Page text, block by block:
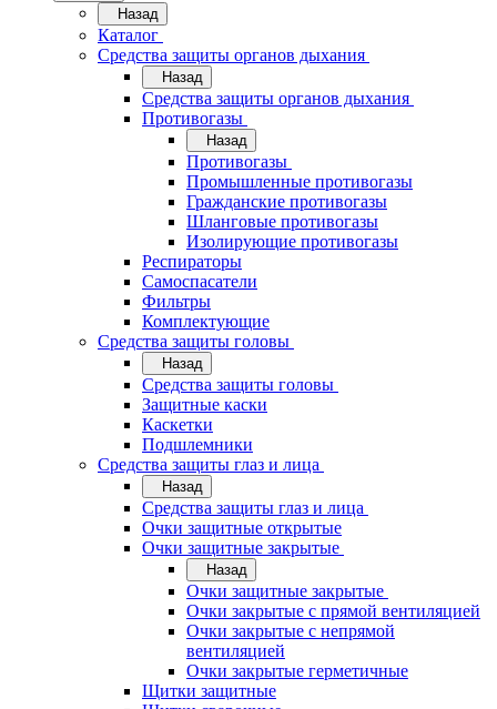
Назад
Каталог
Средства защиты органов дыхания
Назад
Средства защиты органов дыхания
Противогазы
Назад
Противогазы
Промышленные противогазы
Гражданские противогазы
Шланговые противогазы
Изолирующие противогазы
Респираторы
Самоспасатели
Фильтры
Комплектующие
Средства защиты головы
Назад
Средства защиты головы
Защитные каски
Каскетки
Подшлемники
Средства защиты глаз и лица
Назад
Средства защиты глаз и лица
Очки защитные открытые
Очки защитные закрытые
Назад
Очки защитные закрытые
Очки закрытые с прямой вентиляцией
Очки закрытые с непрямой
вентиляцией
Очки закрытые герметичные
Щитки защитные